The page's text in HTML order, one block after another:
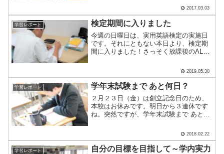
を混ぜて型に入れていきます。左に見え
かれています。「プレーン」.....
2017.03.03
学習レポート 検定期間に入りました
今週の日曜日は、実用英語検定の実施日
です。それにともない本日より、検定期
間に入りました！さっそく放課後のALC
れました。今回の英検から、受験票と生
徒証明書が無いと受験できません。英検
を受験する生徒の皆さん.....
2019.05.30
学習レポート 学年末試験まで あと何日？
２月２３日（金）は創立記念日のため、
本校はお休みです。明日から３連休です
ね。突然ですが、学年末試験まで あと何
日。本校は３月１２日（月）から学年末
試験が始まります。あと１８日もあるか
ら大丈夫！ と思っ.....
2018.02.22
学習レポート
自分の目標を目指して～学内実力